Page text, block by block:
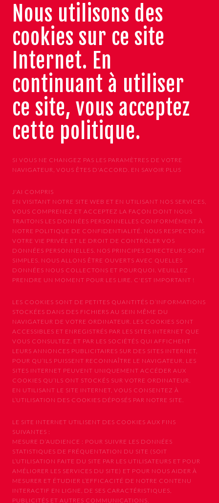
Nous utilisons des
cookies sur ce site
Internet. En
continuant à utiliser
ce site, vous acceptez
cette politique.
SI VOUS NE CHANGEZ PAS LES PARAMÈTRES DE VOTRE
NAVIGATEUR, VOUS ÊTES D'ACCORD. EN SAVOIR PLUS
J'AI COMPRIS
EN VISITANT NOTRE SITE WEB ET EN UTILISANT NOS SERVICES,
VOUS COMPRENEZ ET ACCEPTEZ LA FAÇON DONT NOUS
TRAITONS LES DONNÉES PERSONNELLES CONFORMÉMENT À
NOTRE POLITIQUE DE CONFIDENTIALITÉ. NOUS RESPECTONS
VOTRE VIE PRIVÉE ET LE DROIT DE CONTRÔLER VOS
DONNÉES PERSONNELLES. NOS PRINCIPES DIRECTEURS SONT
SIMPLES. NOUS ALLONS ÊTRE OUVERTS AVEC QUELLES
DONNÉES NOUS COLLECTONS ET POURQUOI. VEUILLEZ
PRENDRE UN MOMENT POUR LES LIRE. C'EST IMPORTANT !
LES COOKIES SONT DE PETITES QUANTITÉS D’INFORMATIONS
STOCKÉES DANS DES FICHIERS AU SEIN MÊME DU
NAVIGATEUR DE VOTRE ORDINATEUR. LES COOKIES SONT
ACCESSIBLES ET ENREGISTRÉS PAR LES SITES INTERNET QUE
VOUS CONSULTEZ, ET PAR LES SOCIÉTÉS QUI AFFICHENT
LEURS ANNONCES PUBLICITAIRES SUR DES SITES INTERNET,
POUR QU’ILS PUISSENT RECONNAÎTRE LE NAVIGATEUR. LES
SITES INTERNET PEUVENT UNIQUEMENT ACCÉDER AUX
COOKIES QU’ILS ONT STOCKÉS SUR VOTRE ORDINATEUR.
EN UTILISANT LE SITE INTERNET, VOUS CONSENTEZ À
L’UTILISATION DES COOKIES DÉPOSÉS PAR NOTRE SITE.
LE SITE INTERNET UTILISENT DES COOKIES AUX FINS
SUIVANTES :
MESURE D’AUDIENCE : POUR SUIVRE LES DONNÉES
STATISTIQUES DE FRÉQUENTATION DU SITE (SOIT
L’UTILISATION FAITE DU SITE PAR LES UTILISATEURS ET POUR
AMÉLIORER LES SERVICES DU SITE) ET POUR NOUS AIDER À
MESURER ET ÉTUDIER L’EFFICACITÉ DE NOTRE CONTENU
INTERACTIF EN LIGNE, DE SES CARACTÉRISTIQUES,
PUBLICITÉS ET AUTRES COMMUNICATIONS.